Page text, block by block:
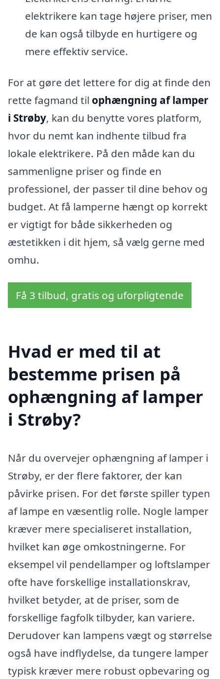
elektrikere kan tage højere priser, men
de kan også tilbyde en hurtigere og
mere effektiv service.
For at gøre det lettere for dig at finde den
rette fagmand til ophængning af lamper
i Strøby, kan du benytte vores platform,
hvor du nemt kan indhente tilbud fra
lokale elektrikere. På den måde kan du
sammenligne priser og finde en
professionel, der passer til dine behov og
budget. At få lamperne hængt op korrekt
er vigtigt for både sikkerheden og
æstetikken i dit hjem, så vælg gerne med
omhu.
Få 3 tilbud, gratis og uforpligtende
Hvad er med til at
bestemme prisen på
ophængning af lamper
i Strøby?
Når du overvejer ophængning af lamper i
Strøby, er der flere faktorer, der kan
påvirke prisen. For det første spiller typen
af lampe en væsentlig rolle. Nogle lamper
kræver mere specialiseret installation,
hvilket kan øge omkostningerne. For
eksempel vil pendellamper og loftslamper
ofte have forskellige installationskrav,
hvilket betyder, at de priser, som de
forskellige fagfolk tilbyder, kan variere.
Derudover kan lampens vægt og størrelse
også have indflydelse, da tungere lamper
typisk kræver mere robust opbevaring og